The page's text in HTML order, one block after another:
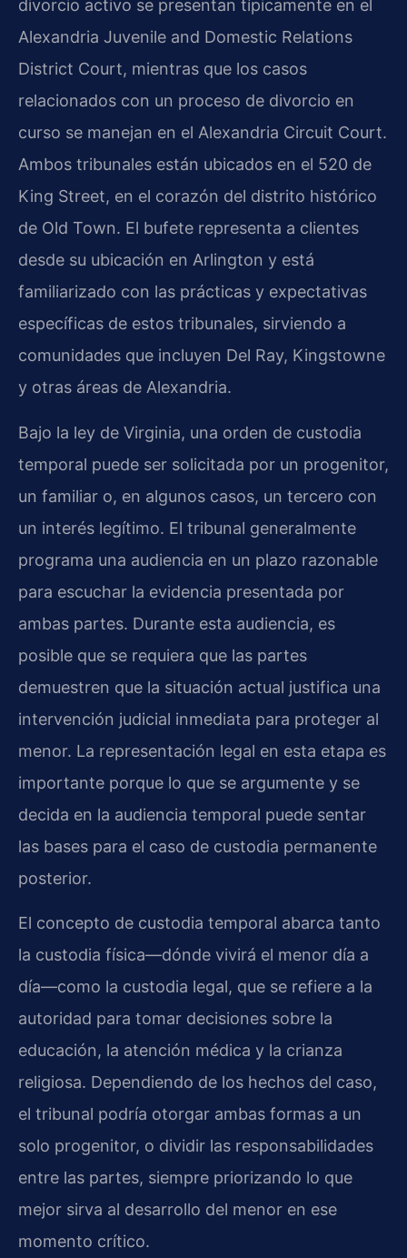
divorcio activo se presentan típicamente en el
Alexandria Juvenile and Domestic Relations
District Court, mientras que los casos
relacionados con un proceso de divorcio en
curso se manejan en el Alexandria Circuit Court.
Ambos tribunales están ubicados en el 520 de
King Street, en el corazón del distrito histórico
de Old Town. El bufete representa a clientes
desde su ubicación en Arlington y está
familiarizado con las prácticas y expectativas
específicas de estos tribunales, sirviendo a
comunidades que incluyen Del Ray, Kingstowne
y otras áreas de Alexandria.
Bajo la ley de Virginia, una orden de custodia
temporal puede ser solicitada por un progenitor,
un familiar o, en algunos casos, un tercero con
un interés legítimo. El tribunal generalmente
programa una audiencia en un plazo razonable
para escuchar la evidencia presentada por
ambas partes. Durante esta audiencia, es
posible que se requiera que las partes
demuestren que la situación actual justifica una
intervención judicial inmediata para proteger al
menor. La representación legal en esta etapa es
importante porque lo que se argumente y se
decida en la audiencia temporal puede sentar
las bases para el caso de custodia permanente
posterior.
El concepto de custodia temporal abarca tanto
la custodia física—dónde vivirá el menor día a
día—como la custodia legal, que se refiere a la
autoridad para tomar decisiones sobre la
educación, la atención médica y la crianza
religiosa. Dependiendo de los hechos del caso,
el tribunal podría otorgar ambas formas a un
solo progenitor, o dividir las responsabilidades
entre las partes, siempre priorizando lo que
mejor sirva al desarrollo del menor en ese
momento crítico.